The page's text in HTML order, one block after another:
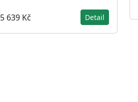
5 639 Kč Detail